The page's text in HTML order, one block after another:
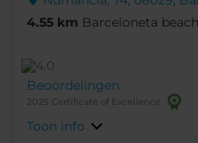
4.55 km Barceloneta
Beoordelingen
2025 Certificate of Excellence
Toon info